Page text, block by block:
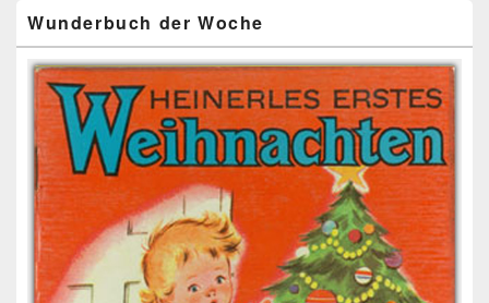
Wunderbuch der Woche